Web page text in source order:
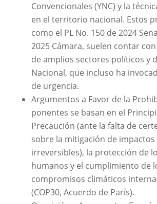
Convencionales (YNC) y la
en el territorio nacional. Estos
como el PL No. 150 de 2024
2025 Cámara, suelen contar
de amplios sectores políticos y
Nacional, que incluso ha
de urgencia.
Argumentos a Favor de la
ponentes se basan en el
Precaución (ante la falta de
sobre la mitigación de impactos
irreversibles), la protección de
humanos y el cumplimiento de
compromisos climáticos
(COP30, Acuerdo de París).